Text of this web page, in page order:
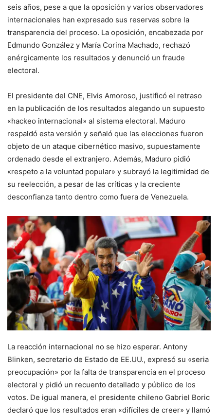
seis años, pese a que la oposición y varios observadores
internacionales han expresado sus reservas sobre la
transparencia del proceso. La oposición, encabezada por
Edmundo González y María Corina Machado, rechazó
enérgicamente los resultados y denunció un fraude
electoral.
El presidente del CNE, Elvis Amoroso, justificó el retraso
en la publicación de los resultados alegando un supuesto
«hackeo internacional» al sistema electoral. Maduro
respaldó esta versión y señaló que las elecciones fueron
objeto de un ataque cibernético masivo, supuestamente
ordenado desde el extranjero. Además, Maduro pidió
«respeto a la voluntad popular» y subrayó la legitimidad de
su reelección, a pesar de las críticas y la creciente
desconfianza tanto dentro como fuera de Venezuela.
La reacción internacional no se hizo esperar. Antony
Blinken, secretario de Estado de EE.UU., expresó su «seria
preocupación» por la falta de transparencia en el proceso
electoral y pidió un recuento detallado y público de los
votos. De igual manera, el presidente chileno Gabriel Boric
declaró que los resultados eran «difíciles de creer» y llamó